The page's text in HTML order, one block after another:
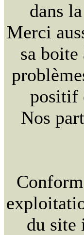
dans
Merci
sa
positif
Nos
du site